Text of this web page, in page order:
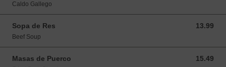
Caldo Gallego
Sopa de Res 13.99
13.99 USD
Beef Soup
Masas de Puerco 15.49
15.49 USD